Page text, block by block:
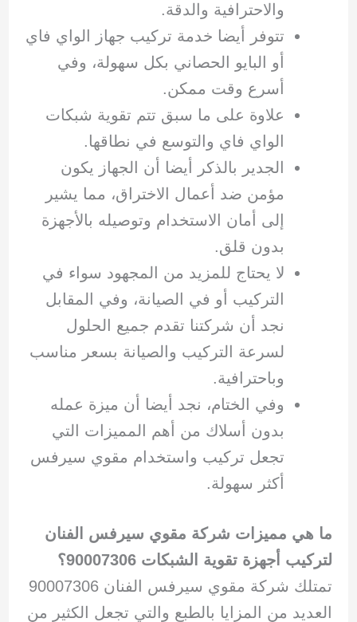
والاحترافية والدقة.
تتوفر أيضا خدمة تركيب جهاز الواي فاي
أو البايو الحصاني بكل سهولة، وفي
أسرع وقت ممكن.
علاوة على ما سبق تتم تقوية شبكات
الواي فاي والتوسع في نطاقها.
الجدير بالذكر أيضا أن الجهاز يكون
مؤمن ضد أعمال الاختراق، مما يشير
إلى أمان الاستخدام وتوصيله بالأجهزة
بدون قلق.
لا يحتاج للمزيد من المجهود سواء في
التركيب أو في الصيانة، وفي المقابل
نجد أن شركتنا تقدم جميع الحلول
لسرعة التركيب والصيانة بسعر مناسب
وباحترافية.
وفي الختام، نجد أيضا أن ميزة عمله
بدون أسلاك من أهم المميزات التي
تجعل تركيب واستخدام مقوي سيرفس
أكثر سهولة.
ما هي مميزات شركة مقوي سيرفس الفنان
لتركيب أجهزة تقوية الشبكات 90007306؟
تمتلك شركة مقوي سيرفس الفنان 90007306
العديد من المزايا بالطبع والتي تجعل الكثير من